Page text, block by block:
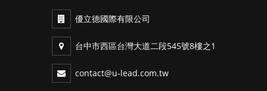
優立德國際有限公司
台中市西區台灣大道二段545號8樓之1
contact@u-lead.com.tw